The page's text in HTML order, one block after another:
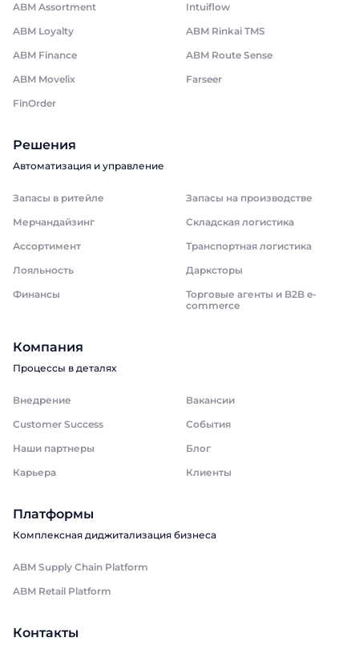
ABM Assortment
Intuiflow
ABM Loyalty
ABM Rinkai TMS
ABM Finance
ABM Route Sense
ABM Movelix
Farseer
FinOrder
Решения
Автоматизация и управление
Запасы в ритейле
Запасы на производстве
Мерчандайзинг
Складская логистика
Ассортимент
Транспортная логистика
Лояльность
Дарксторы
Финансы
Торговые агенты и B2B e-
commerce
Компания
Процессы в деталях
Внедрение
Вакансии
Customer Success
События
Наши партнеры
Блог
Карьера
Клиенты
Платформы
Комплексная диджитализация бизнеса
ABM Supply Chain Platform
ABM Retail Platform
Контакты